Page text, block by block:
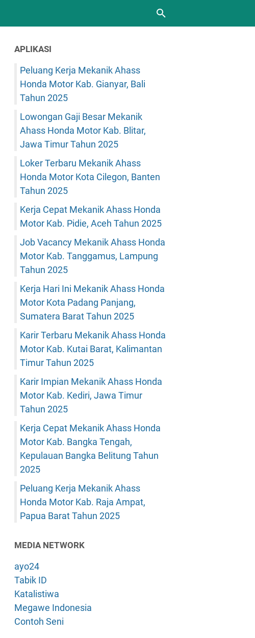
APLIKASI
Peluang Kerja Mekanik Ahass
Honda Motor Kab. Gianyar, Bali
Tahun 2025
Lowongan Gaji Besar Mekanik
Ahass Honda Motor Kab. Blitar,
Jawa Timur Tahun 2025
Loker Terbaru Mekanik Ahass
Honda Motor Kota Cilegon, Banten
Tahun 2025
Kerja Cepat Mekanik Ahass Honda
Motor Kab. Pidie, Aceh Tahun 2025
Job Vacancy Mekanik Ahass Honda
Motor Kab. Tanggamus, Lampung
Tahun 2025
Kerja Hari Ini Mekanik Ahass Honda
Motor Kota Padang Panjang,
Sumatera Barat Tahun 2025
Karir Terbaru Mekanik Ahass Honda
Motor Kab. Kutai Barat, Kalimantan
Timur Tahun 2025
Karir Impian Mekanik Ahass Honda
Motor Kab. Kediri, Jawa Timur
Tahun 2025
Kerja Cepat Mekanik Ahass Honda
Motor Kab. Bangka Tengah,
Kepulauan Bangka Belitung Tahun
2025
Peluang Kerja Mekanik Ahass
Honda Motor Kab. Raja Ampat,
Papua Barat Tahun 2025
MEDIA NETWORK
ayo24
Tabik ID
Katalistiwa
Megawe Indonesia
Contoh Seni